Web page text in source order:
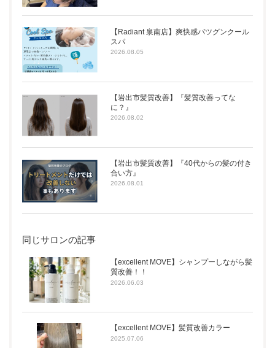
【Radiant 泉南店】爽快感バツグンクール
スパ
2026.08.05
【岩出市髪質改善】『髪質改善ってな
に？』
2026.08.02
【岩出市髪質改善】『40代からの髪の付き
合い方』
2026.08.01
同じサロンの記事
【excellent MOVE】シャンプーしながら髪
質改善！！
2026.06.03
【excellent MOVE】髪質改善カラー
2025.07.06